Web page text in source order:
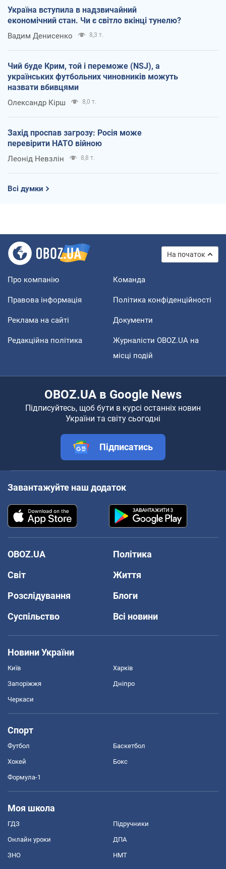
Україна вступила в надзвичайний
економічний стан. Чи є світло вкінці тунелю?
Вадим Денисенко 8,3 т.
Чий буде Крим, той і переможе (NSJ), а
українських футбольних чиновників можуть
назвати вбивцями
Олександр Кірш 8,0 т.
Захід проспав загрозу: Росія може
перевірити НАТО війною
Леонід Невзлін 8,8 т.
Всі думки
На початок
Про компанію Команда
Правова інформація Політика конфіденційності
Реклама на сайті Документи
Редакційна політика
Журналісти OBOZ.UA на
місці подій
OBOZ.UA в Google News
Підписуйтесь, щоб бути в курсі останніх новин
України та світу сьогодні
Підписатись
Завантажуйте наш додаток
OBOZ.UA
Політика
Світ
Життя
Розслідування
Блоги
Суспільство
Всі новини
Новини України
Київ Харків
Запоріжжя Дніпро
Черкаси
Спорт
Футбол Баскетбол
Хокей Бокс
Формула-1
Моя школа
ГДЗ Підручники
Онлайн уроки ДПА
ЗНО НМТ